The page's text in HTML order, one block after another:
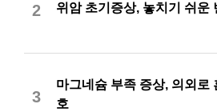
2 위암 초기증상, 놓치기 쉬운
3
마그네슘 부족 증상, 의외로
호